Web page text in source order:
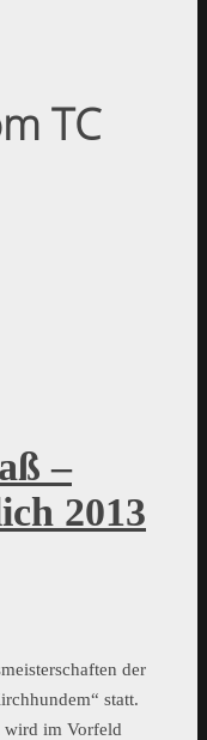
TC
–
2013
der
statt.
wird im Vorfeld